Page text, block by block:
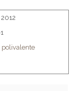
polivalente